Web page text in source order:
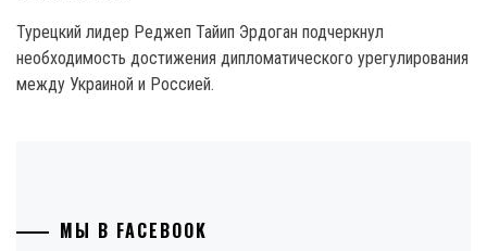
Турецкий лидер Реджеп Тайип Эрдоган подчеркнул
необходимость достижения дипломатического урегулирования
между Украиной и Россией.
МЫ В FACEBOOK